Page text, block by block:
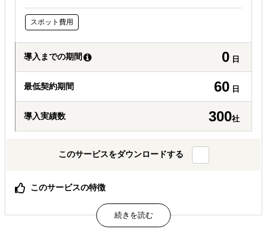
スポット費用
導入までの期間 0 日
最低契約期間 60 日
導入実績数 300社
このサービスをダウンロードする
このサービスの特徴
何のために何を調べるか、調査設計から一緒に定義しま
す。
30万円から3段階。必要な分だけを、必要なときに。